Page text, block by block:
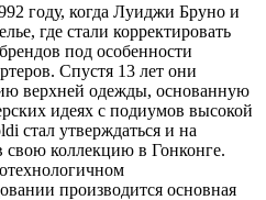
году, когда Луиджи Бруно и
где стали корректировать
под особенности
Спустя 13 лет они
верхней одежды, основанную
идеях с подиумов высокой
стал утверждаться и на
свою коллекцию в Гонконге.
производится основная